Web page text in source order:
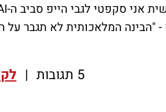
המלאכותית לא תגבר על
5 תגובות |